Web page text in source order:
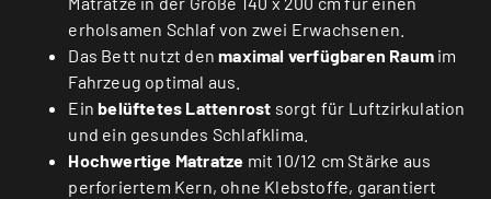
erholsamen Schlaf von zwei Erwachsenen.
Das Bett nutzt denmaximal verfügbaren Raum im
Fahrzeug optimal aus.
Einbelüftetes Lattenrost sorgt für Luftzirkulation
und ein gesundes Schlafklima.
Hochwertige Matratze mit 10/12 cm Stärke aus
perforiertem Kern, ohne Klebstoffe, garantiert